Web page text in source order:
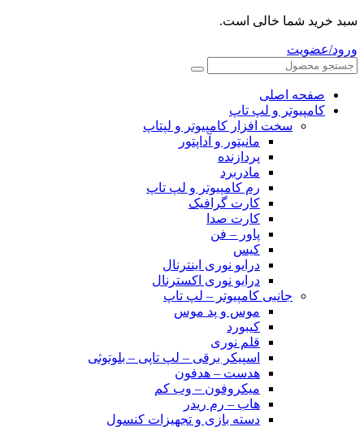
سبد خرید شما خالی است.
ورود/عضویت
صفحه اصلی
کامپیوتر و‌‌‌‌‌ لپ تاپ
سخت افزار کامپیوتر و لپتاپ
مانیتور و آداپتور
پردازنده
مادربرد
رم کامپیوتر و لپ تاپ
کارت گرافیک
کارت صدا
پاور – فن
کیس
درایو نوری اینترنال
درایو نوری اکسترنال
جانبی کامپیوتر – لپ تاپ
موس و پد موس
کیبورد
قلم نوری
اسپیکر برقی – لپ تاپی – بلوتوثی
هدست – هدفون
میکروفون – وب کم
هاب – رم ریدر
دسته بازی و تجهیزات کنسول